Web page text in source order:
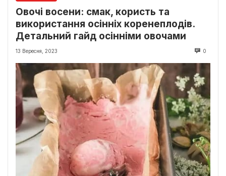
Овочі восени: смак, користь та
використання осінніх коренеплодів.
Детальний гайд осінніми овочами
13 Вересня, 2023 0